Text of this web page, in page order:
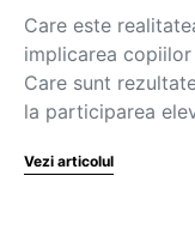
Care este
implicarea
Care sunt
la participarea
Vezi articolul